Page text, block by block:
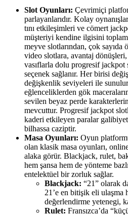
Slot Oyunları: Çevrimiçi
parlayanlarıdır. Kolay
tını etkileşimleri ve cömert
müşteriyi kendine ilgisini
meyve slotlarından, çok sayıda
video slotlara, avantaj
vasıflarla dolu progresif
seçenek sağlanır. Her birisi
değişkenlik seviyeleri ile
eğlenceliklerden gök
sevilen beyaz perde
mevcuttur. Progresif jackpot
kaderi etkileyen paralar
bilhassa caziptir.
Masa Oyunları: Oyun
olan klasik masa oyunları,
alaka görür. Blackjack, rulet,
hem şansa hem de yönteme
entelektüel bir zorluk sağlar.
Blackjack: “21” olarak
21’e en bitişik eli
değerlendirme yetenegi,
Rulet: Fransızca’da